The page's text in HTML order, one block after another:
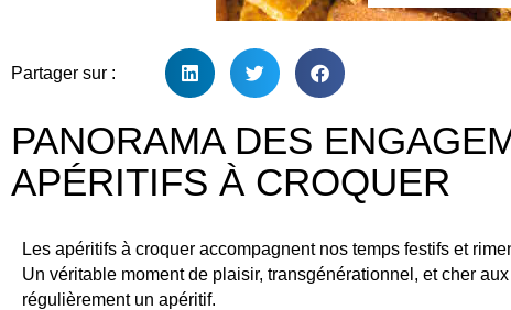
Partager sur :
PANORAMA DES
APÉRITIFS À CROQUER
Les apéritifs à croquer accompagnent nos temps festifs et
Un véritable moment de plaisir, transgénérationnel, et cher
régulièrement un apéritif.